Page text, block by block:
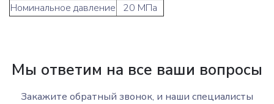
Номинальное давление
20 МПа
Мы ответим на все ваши вопросы
Закажите обратный звонок, и наши специалисты